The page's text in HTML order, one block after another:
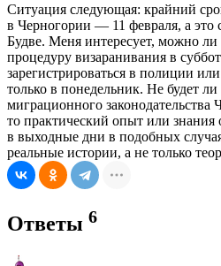
Ситуация следующая: крайний
в Черногории — 11 февраля, а это
Будве. Меня интересует, можно
процедуру визаранивания в
зарегистрироваться в полиции
только в понедельник. Не будет
миграционного законодательства
то практический опыт или знания
в выходные дни в подобных
реальные истории, а не только
Ответы 6